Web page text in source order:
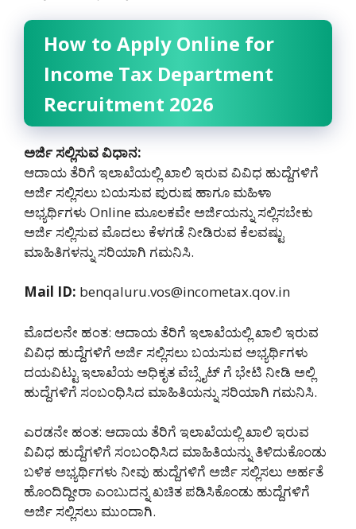
How to Apply Online for
Income Tax Department
Recruitment 2026
ಅರ್ಜಿ ಸಲ್ಲಿಸುವ ವಿಧಾನ:
ಆದಾಯ ತೆರಿಗೆ ಇಲಾಖೆಯಲ್ಲಿ ಖಾಲಿ ಇರುವ ವಿವಿಧ ಹುದ್ದೆಗಳಿಗೆ
ಅರ್ಜಿ ಸಲ್ಲಿಸಲು ಬಯಸುವ ಪುರುಷ ಹಾಗೂ ಮಹಿಳಾ
ಅಭ್ಯರ್ಥಿಗಳು Online ಮೂಲಕವೇ ಅರ್ಜಿಯನ್ನು ಸಲ್ಲಿಸಬೇಕು
ಅರ್ಜಿ ಸಲ್ಲಿಸುವ ಮೊದಲು ಕೆಳಗಡೆ ನೀಡಿರುವ ಕೆಲವಷ್ಟು
ಮಾಹಿತಿಗಳನ್ನು ಸರಿಯಾಗಿ ಗಮನಿಸಿ.
Mail ID: benqaluru.vos@incometax.qov.in
ಮೊದಲನೇ ಹಂತ: ಆದಾಯ ತೆರಿಗೆ ಇಲಾಖೆಯಲ್ಲಿ ಖಾಲಿ ಇರುವ
ವಿವಿಧ ಹುದ್ದೆಗಳಿಗೆ ಅರ್ಜಿ ಸಲ್ಲಿಸಲು ಬಯಸುವ ಅಭ್ಯರ್ಥಿಗಳು
ದಯವಿಟ್ಟು ಇಲಾಖೆಯ ಅಧಿಕೃತ ವೆಬ್ಸೈಟ್ ಗೆ ಭೇಟಿ ನೀಡಿ ಅಲ್ಲಿ
ಹುದ್ದೆಗಳಿಗೆ ಸಂಬಂಧಿಸಿದ ಮಾಹಿತಿಯನ್ನು ಸರಿಯಾಗಿ ಗಮನಿಸಿ.
ಎರಡನೇ ಹಂತ: ಆದಾಯ ತೆರಿಗೆ ಇಲಾಖೆಯಲ್ಲಿ ಖಾಲಿ ಇರುವ
ವಿವಿಧ ಹುದ್ದೆಗಳಿಗೆ ಸಂಬಂಧಿಸಿದ ಮಾಹಿತಿಯನ್ನು ತಿಳಿದುಕೊಂಡು
ಬಳಿಕ ಅಭ್ಯರ್ಥಿಗಳು ನೀವು ಹುದ್ದೆಗಳಿಗೆ ಅರ್ಜಿ ಸಲ್ಲಿಸಲು ಅರ್ಹತೆ
ಹೊಂದಿದ್ದೀರಾ ಎಂಬುದನ್ನ ಖಚಿತ ಪಡಿಸಿಕೊಂಡು ಹುದ್ದೆಗಳಿಗೆ
ಅರ್ಜಿ ಸಲ್ಲಿಸಲು ಮುಂದಾಗಿ.